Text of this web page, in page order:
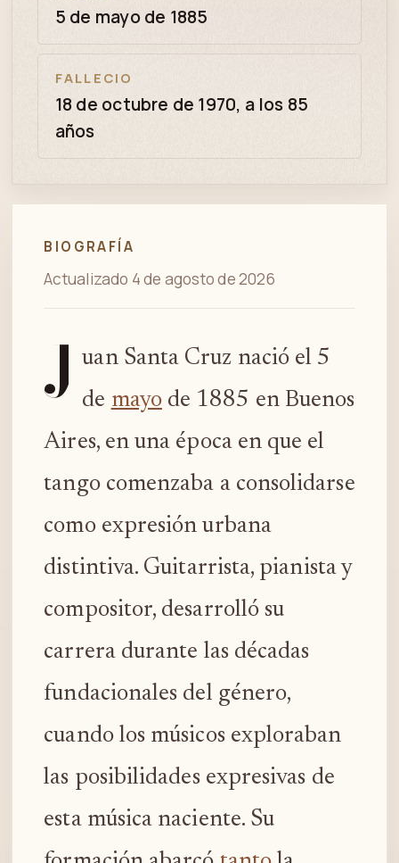
5 de mayo de 1885
FALLECIO
18 de octubre de 1970, a los 85
años
BIOGRAFÍA
Actualizado 4 de agosto de 2026
J uan Santa Cruz nació el 5
de mayode 1885 en Buenos
Aires, en una época en que el
tango comenzaba a consolidarse
como expresión urbana
distintiva. Guitarrista, pianista y
compositor, desarrolló su
carrera durante las décadas
fundacionales del género,
cuando los músicos exploraban
las posibilidades expresivas de
esta música naciente. Su